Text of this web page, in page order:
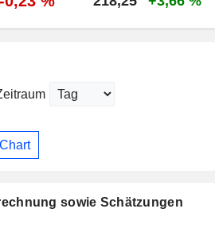
sowie Schätzungen